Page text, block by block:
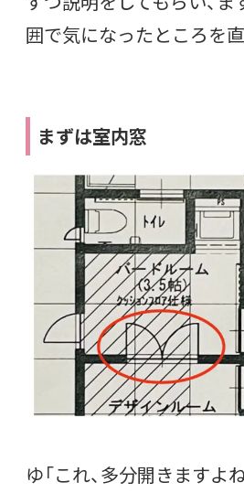
囲で気になったところを
まずは室内窓
ゆ「これ、多分開きますよね